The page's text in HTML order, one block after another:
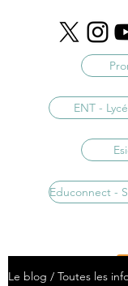
ENT -
Educonnect -
Le blog / Toutes les